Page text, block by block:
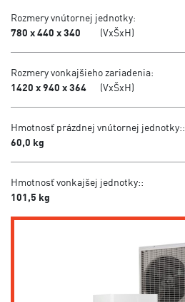
Rozmery vnútornej jednotky:
780 x 440 x 340
(VxŠxH)
Rozmery vonkajšieho zariadenia:
1420 x 940 x 364
(VxŠxH)
Hmotnosť prázdnej vnútornej jednotky::
60,0 kg
Hmotnosť vonkajšej jednotky::
101,5 kg